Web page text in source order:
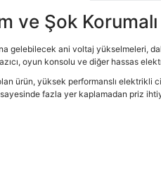
ve Şok
gelebilecek ani voltaj yükselmeleri,
oyun konsolu ve diğer hassas
ürün, yüksek performanslı elektrikli
fazla yer kaplamadan priz